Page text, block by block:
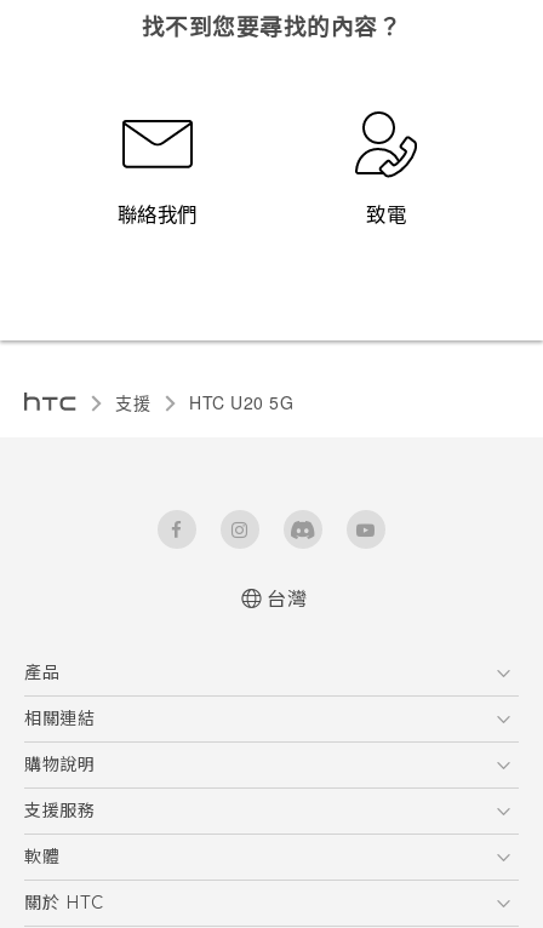
找不到您要尋找的內容？
聯絡我們 致電
支援 ‎HTC U20 5G‎
User manual
台灣
產品
5G
智慧型手機
配件
相關連結
HTC Research
購物說明
購物須知
訂單管理
付款方式
支援服務
到府收送維修服務
服務中心資訊
軟體
應用程式
關於 HTC